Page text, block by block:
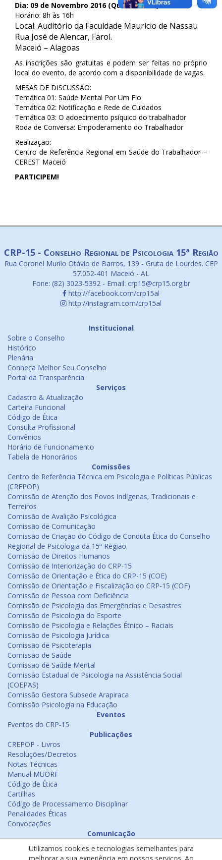
Dia: 09 de Novembro 2016 (Quarta-Feira)
Horário: 8h às 16h
Local: Auditório da Faculdade Maurício de Nassau
Rua José de Alencar, Farol.
Maceió – Alagoas
As inscrições são gratuitas e podem ser feitas no próprio
local do evento, de acordo com a disponibilidade de vagas.
MESAS DE DISCUSSÃO:
Temática 01: Saúde Mental Por Um Fio
Temática 02: Notificação e Rede de Cuidados
Temática 03: O adoecimento psíquico do trabalhador
Roda de Conversa: Empoderamento do Trabalhador
Realização:
Centro de Referência Regional em Saúde do Trabalhador –
CEREST Maceió
PARTICIPEM!
CRP-15 - Conselho Regional de Psicologia 15ª Região
Rua Coronel Murilo Otávio de Barros, 139 - Gruta de Lourdes. CEP
57.052-401 Maceió - AL
Fone: (82) 3023-5392 - Email: crp15@crp15.org.br
http://facebook.com/crp15al
http://instagram.com/crp15al
Institucional
Sobre o Conselho
Histórico
Plenária
Conheça Melhor Seu Conselho
Portal da Transparência
Serviços
Cadastro & Atualização
Carteira Funcional
Código de Ética
Consulta Profissional
Convênios
Horário de Funcionamento
Tabela de Honorários
Comissões
Centro de Referência Técnica em Psicologia e Políticas Públicas
(CREPOP)
Comissão de Atenção dos Povos Indígenas, Tradicionais e
Terreiros
Comissão de Avalição Psicológica
Comissão de Comunicação
Comissão de Criação do Código de Conduta Ética do Conselho
Regional de Psicologia da 15ª Região
Comissão de Direitos Humanos
Comissão de Interiorização do CRP-15
Comissão de Orientação e Ética do CRP-15 (COE)
Comissão de Orientação e Fiscalização do CRP-15 (COF)
Comissão de Pessoa com Deficiência
Comissão de Psicologia das Emergências e Desastres
Comissão de Psicologia do Esporte
Comissão de Psicologia e Relações Étnico – Raciais
Comissão de Psicologia Jurídica
Comissão de Psicoterapia
Comissão de Saúde
Comissão de Saúde Mental
Comissão Estadual de Psicologia na Assistência Social
(COEPAS)
Comissão Gestora Subsede Arapiraca
Comissão Psicologia na Educação
Eventos
Eventos do CRP-15
Publicações
CREPOP - Livros
Resoluções/Decretos
Notas Técnicas
Manual MUORF
Código de Ética
Cartilhas
Código de Processamento Disciplinar
Penalidades Éticas
Convocações
Comunicação
Emissão de Certificados
Utilizamos cookies e tecnologias semelhantes para